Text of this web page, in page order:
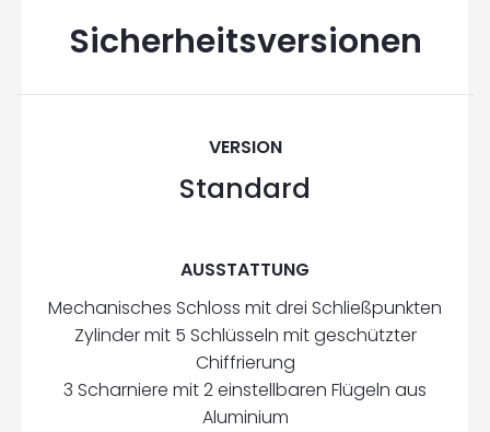
Sicherheitsversionen
VERSION
Standard
AUSSTATTUNG
Mechanisches Schloss mit drei Schließpunkten
Zylinder mit 5 Schlüsseln mit geschützter
Chiffrierung
3 Scharniere mit 2 einstellbaren Flügeln aus
Aluminium